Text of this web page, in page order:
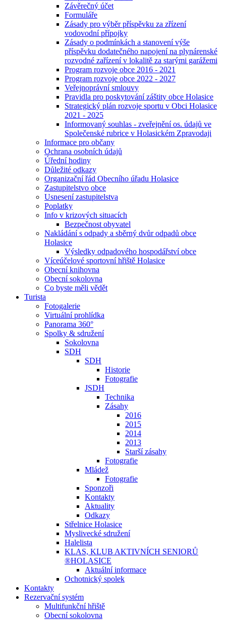
Závěrečný účet
Formuláře
Zásady pro výběr příspěvku za zřízení
vodovodní přípojky
Zásady o podmínkách a stanovení výše
příspěvku dodatečného napojení na plynárenské
rozvodné zařízení v lokalitě za starými garážemi
Program rozvoje obce 2016 - 2021
Program rozvoje obce 2022 - 2027
Veřejnoprávní smlouvy
Pravidla pro poskytování záštity obce Holasice
Strategický plán rozvoje sportu v Obci Holasice
2021 - 2025
Informovaný souhlas - zveřejnění os. údajů ve
Společenské rubrice v Holasickém Zpravodaji
Informace pro občany
Ochrana osobních údajů
Úřední hodiny
Důležité odkazy
Organizační řád Obecního úřadu Holasice
Zastupitelstvo obce
Usnesení zastupitelstva
Poplatky
Info v krizových situacích
Bezpečnost obyvatel
Nakládání s odpady a sběrný dvůr odpadů obce
Holasice
Výsledky odpadového hospodářství obce
Víceúčelové sportovní hřiště Holasice
Obecní knihovna
Obecní sokolovna
Co byste měli vědět
Turista
Fotogalerie
Virtuální prohlídka
Panorama 360°
Spolky & sdružení
Sokolovna
SDH
SDH
Historie
Fotografie
JSDH
Technika
Zásahy
2016
2015
2014
2013
Starší zásahy
Fotografie
Mládež
Fotografie
Sponzoři
Kontakty
Aktuality
Odkazy
Střelnice Holasice
Myslivecké sdružení
Halelista
KLAS, KLUB AKTIVNÍCH SENIORŮ
®HOLASICE
Aktuální informace
Ochotnický spolek
Kontakty
Rezervační systém
Multifunkční hřiště
Obecní sokolovna